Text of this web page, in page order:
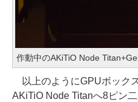
作動中のAKiTiO Node
以上のようにGPUボック
AKiTiO Node Titanへ8ピン